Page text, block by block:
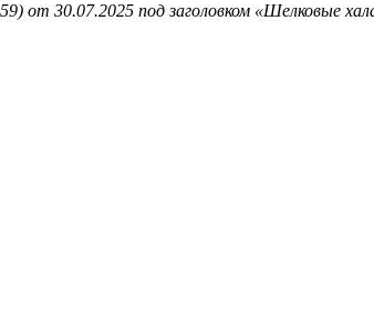
от 30.07.2025 под заголовком «Шелковые